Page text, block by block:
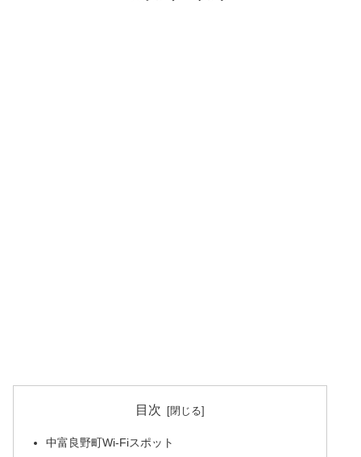
目次
中富良野町Wi-Fiスポット